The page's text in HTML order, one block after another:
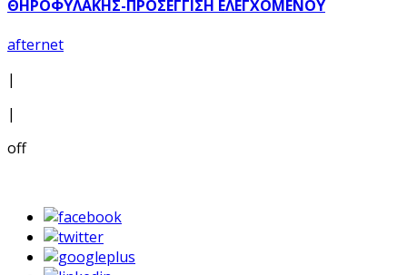
ΘΗΡΟΦΥΛΑΚΗΣ-ΠΡΟΣΕΓΓΙΣΗ ΕΛΕΓΧΟΜΕΝΟΥ
afternet
|
|
off